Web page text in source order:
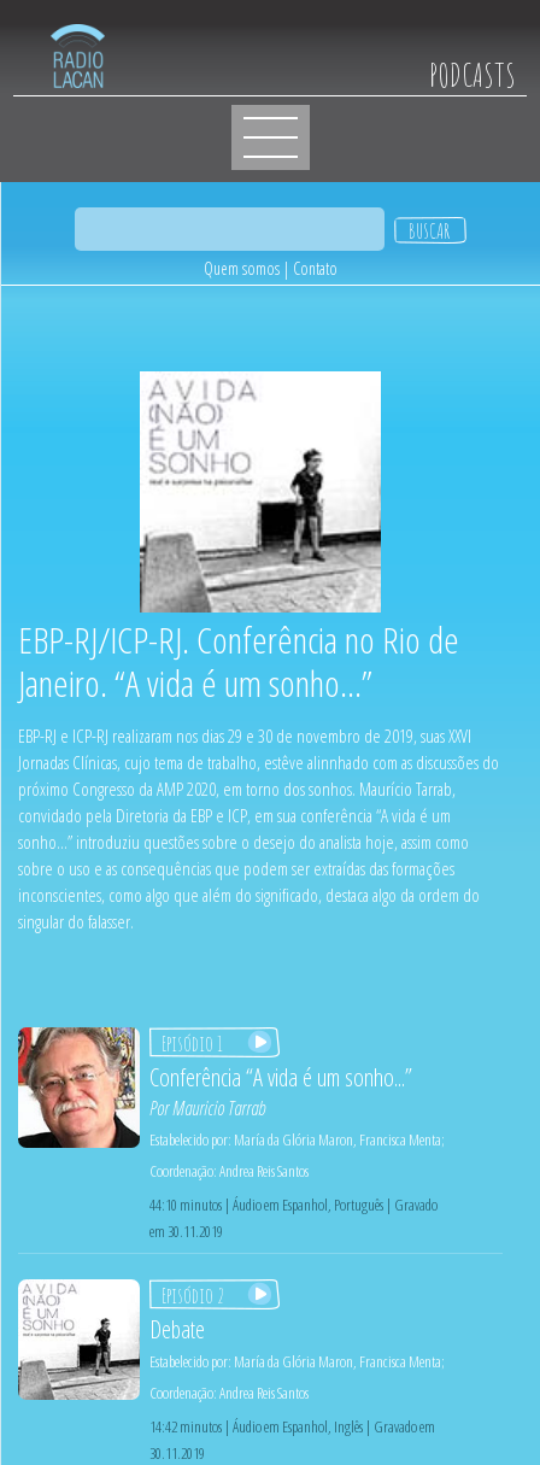
PODCASTS
Quem somos | Contato
EBP-RJ/ICP-RJ. Conferência no Rio de
Janeiro. “A vida é um sonho...”
EBP-RJ e ICP-RJ realizaram nos dias 29 e 30 de novembro de 2019, suas XXVI
Jornadas Clínicas, cujo tema de trabalho, estêve alinnhado com as discussões do
próximo Congresso da AMP 2020, em torno dos sonhos. Maurício Tarrab,
convidado pela Diretoria da EBP e ICP, em sua conferência “A vida é um
sonho...” introduziu questões sobre o desejo do analista hoje, assim como
sobre o uso e as consequências que podem ser extraídas das formações
inconscientes, como algo que além do significado, destaca algo da ordem do
singular do falasser.
Episódio 1
Conferência “A vida é um sonho...”
PorMauricio Tarrab
Estabelecido por: María da Glória Maron Francisca Menta;
Coordenação:Andrea Reis Santos
44:10 minutos | Áudio em Espanhol, Português | Gravado
em 30.11.2019
Episódio 2
Debate
Estabelecido por: María da Glória Maron Francisca Menta;
Coordenação:Andrea Reis Santos
14:42 minutos | Áudio em Espanhol, Inglês | Gravado em
30.11.2019